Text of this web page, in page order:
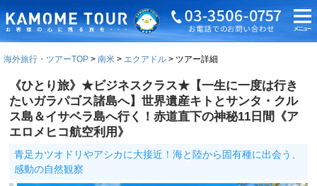
海外旅行・ツアーTOP 南米 エクアドル ツアー詳細
《ひとり旅》★ビジネスクラス★【一生に一度は行き
たいガラパゴス諸島へ】世界遺産キトとサンタ・クル
ス島＆イサベラ島へ行く！赤道直下の神秘11日間《ア
エロメヒコ航空利用》
青足カツオドリやアシカに大接近！海と陸から固有種に出会う、
感動の自然観察